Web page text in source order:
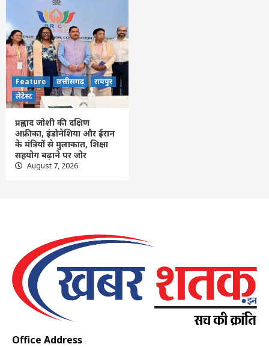
Feature छत्तीसगढ़
रायपुर
लेटेस्ट
प्रह्लाद जोशी की दक्षिण
अफ्रीका, इंडोनेशिया और ईरान
के मंत्रियों से मुलाकात, शिक्षा
सहयोग बढ़ाने पर जोर
August 7, 2026
Office Address